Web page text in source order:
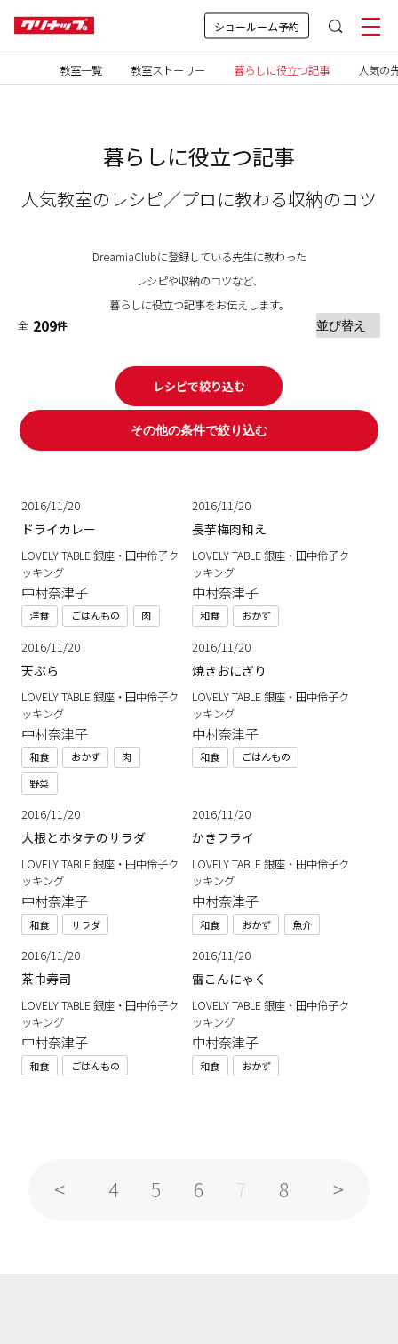
ショールーム予約
暮らしに役立つ記事
人気教室のレシピ／プロに教わる収納のコツ
DreamiaClubに登録している先生に教わった
レシピや収納のコツなど、
暮らしに役立つ記事をお伝えします。
教室一覧 教室ストーリー 暮らしに役立つ記事 人気の
全 209件
レシピで絞り込む
その他の条件で絞り込む
2016/11/20
ドライカレー
LOVELY TABLE 銀座・田中伶子ク
ッキング
中村奈津子
洋食 ごはんもの 肉
2016/11/20
長芋梅肉和え
LOVELY TABLE 銀座・田中伶子ク
ッキング
中村奈津子
和食 おかず
2016/11/20
天ぷら
LOVELY TABLE 銀座・田中伶子ク
ッキング
中村奈津子
和食 おかず
肉
野菜
2016/11/20
焼きおにぎり
LOVELY TABLE 銀座・田中伶子ク
ッキング
中村奈津子
和食 ごはんもの
2016/11/20
大根とホタテのサラダ
LOVELY TABLE 銀座・田中伶子ク
ッキング
中村奈津子
和食 サラダ
2016/11/20
かきフライ
LOVELY TABLE 銀座・田中伶子ク
ッキング
中村奈津子
和食 おかず 魚介
2016/11/20
茶巾寿司
LOVELY TABLE 銀座・田中伶子ク
ッキング
中村奈津子
和食 ごはんもの
2016/11/20
雷こんにゃく
LOVELY TABLE 銀座・田中伶子ク
ッキング
中村奈津子
和食 おかず
4 5 6 7 8